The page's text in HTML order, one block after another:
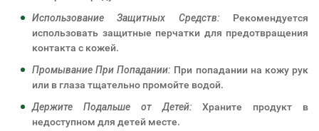
Использование Защитных Средств: Рекомендуется
использовать защитные перчатки для предотвращения
контакта с кожей.
Промывание При Попадании: При попадании на кожу рук
или в глаза тщательно промойте водой.
Держите Подальше от Детей: Храните продукт в
недоступном для детей месте.